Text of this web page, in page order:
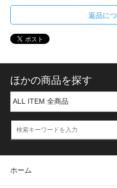
返品に
ほかの商品を探す
ホーム